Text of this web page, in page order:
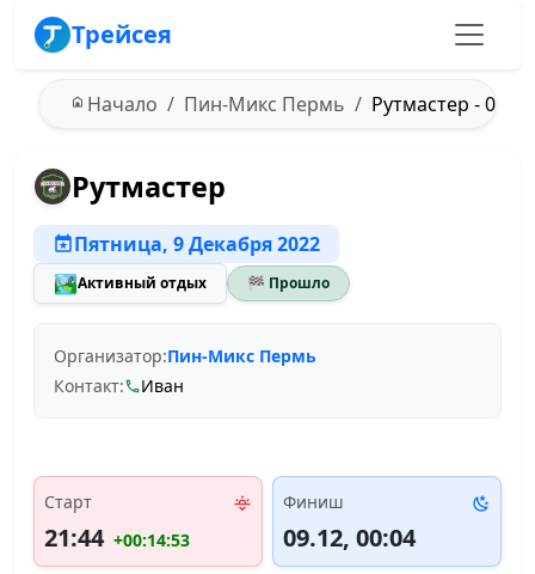
Трейсея
Начало Пин-Микс Пермь Рутмастер -
Рутмастер
Пятница, 9 Декабря 2022
🏞️Активный отдых 🏁 Прошло
Организатор:Пин-Микс Пермь
Контакт:
Иван
Старт
21:44 +00:14:53
Финиш
09.12, 00:04